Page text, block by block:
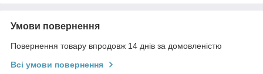
Умови повернення
Повернення товару впродовж 14 днів за домовленістю
Всі умови повернення